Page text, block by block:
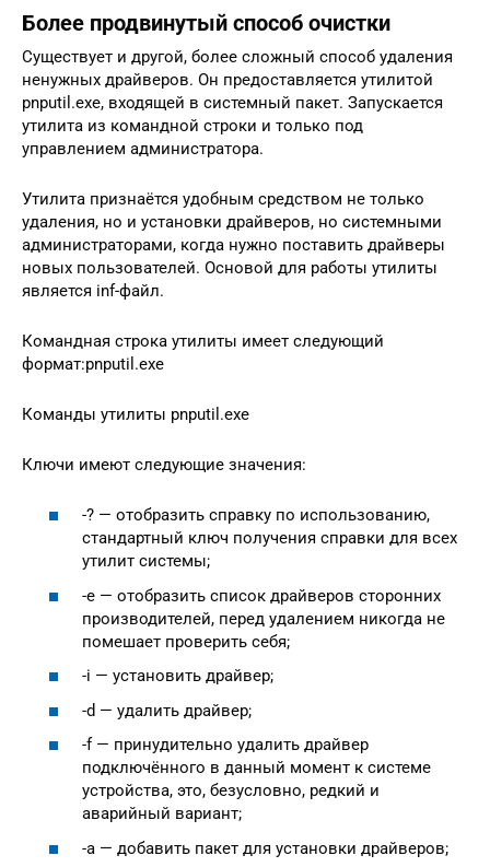
Более продвинутый способ очистки
Существует и другой, более сложный способ удаления
ненужных драйверов. Он предоставляется утилитой
pnputil.exe, входящей в системный пакет. Запускается
утилита из командной строки и только под
управлением администратора.
Утилита признаётся удобным средством не только
удаления, но и установки драйверов, но системными
администраторами, когда нужно поставить драйверы
новых пользователей. Основой для работы утилиты
является inf-файл.
Командная строка утилиты имеет следующий
формат:pnputil.exe
Команды утилиты pnputil.exe
Ключи имеют следующие значения:
-? — отобразить справку по использованию,
стандартный ключ получения справки для всех
утилит системы;
-e — отобразить список драйверов сторонних
производителей, перед удалением никогда не
помешает проверить себя;
-i — установить драйвер;
-d — удалить драйвер;
-f — принудительно удалить драйвер
подключённого в данный момент к системе
устройства, это, безусловно, редкий и
аварийный вариант;
-a — добавить пакет для установки драйверов;